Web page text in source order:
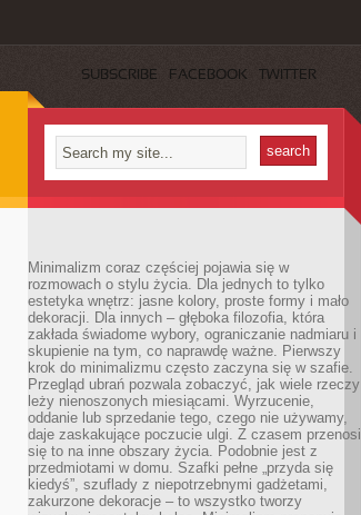
SUBSCRIBE FACEBOOK TWITTER
Minimalizm coraz częściej pojawia się w
rozmowach o stylu życia. Dla jednych to tylko
estetyka wnętrz: jasne kolory, proste formy i mało
dekoracji. Dla innych – głęboka filozofia, która
zakłada świadome wybory, ograniczanie nadmiaru i
skupienie na tym, co naprawdę ważne. Pierwszy
krok do minimalizmu często zaczyna się w szafie.
Przegląd ubrań pozwala zobaczyć, jak wiele rzeczy
leży nienoszonych miesiącami. Wyrzucenie,
oddanie lub sprzedanie tego, czego nie używamy,
daje zaskakujące poczucie ulgi. Z czasem przenosi
się to na inne obszary życia. Podobnie jest z
przedmiotami w domu. Szafki pełne „przyda się
kiedyś”, szuflady z niepotrzebnymi gadżetami,
zakurzone dekoracje – to wszystko tworzy